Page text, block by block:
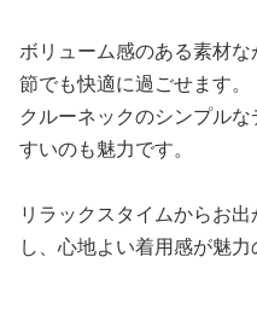
ボリューム感のある素材
節でも快適に過ごせます。
クルーネックのシンプル
すいのも魅力です。
リラックスタイムからお
し、心地よい着用感が魅力